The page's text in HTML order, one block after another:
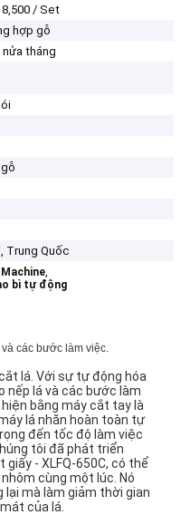
8,500 / Set
hợp gỗ
tháng
Trung Quốc
,
bì tự động
các bước làm việc.
lá. Với sự tự động hóa
nếp lá và các bước làm
bằng máy cắt tay là
lá nhăn hoàn toàn tự
đến tốc độ làm việc
tôi đã phát triển
- XLFQ-650C, có thể
cùng một lúc. Nó
mà làm giảm thời gian
của lá.